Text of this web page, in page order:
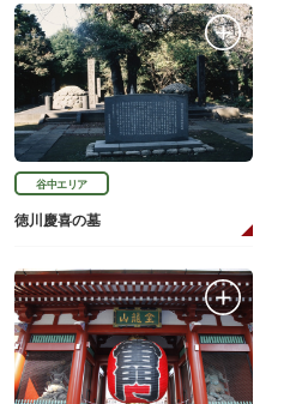
谷中エリア
徳川慶喜の墓